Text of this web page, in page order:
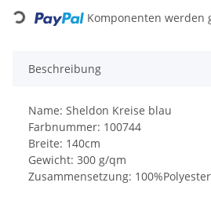
Komponenten werden
Beschreibung
Name: Sheldon Kreise blau
Farbnummer: 100744
Breite: 140cm
Gewicht: 300 g/qm
Zusammensetzung: 100%Polyester